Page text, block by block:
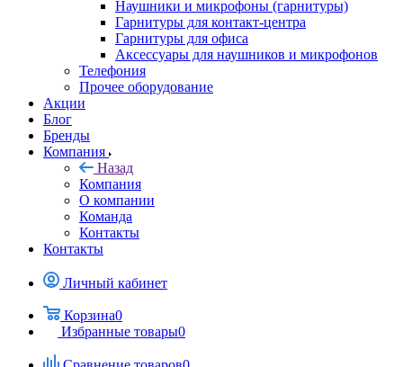
Наушники и микрофоны (гарнитуры)
Гарнитуры для контакт-центра
Гарнитуры для офиса
Аксессуары для наушников и микрофонов
Телефония
Прочее оборудование
Акции
Блог
Бренды
Компания
Назад
Компания
О компании
Команда
Контакты
Контакты
Личный кабинет
Корзина0
Избранные товары0